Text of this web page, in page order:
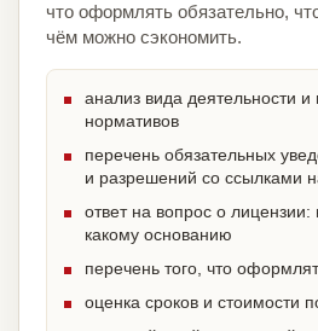
что оформлять обязательно,
чём можно сэкономить.
анализ вида деятельности
нормативов
перечень обязательных
и разрешений со ссылками
ответ на вопрос о
какому основанию
перечень того, что
оценка сроков и стоимости